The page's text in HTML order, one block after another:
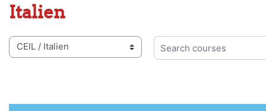
Italien
categories
Search courses